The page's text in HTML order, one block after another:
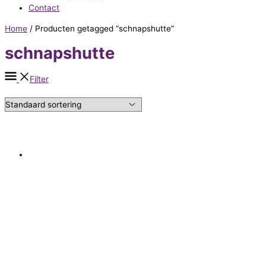
Contact
Home / Producten getagged “schnapshutte”
schnapshutte
Filter